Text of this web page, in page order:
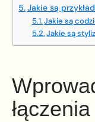
Jakie są
Jakie są
Jakie są